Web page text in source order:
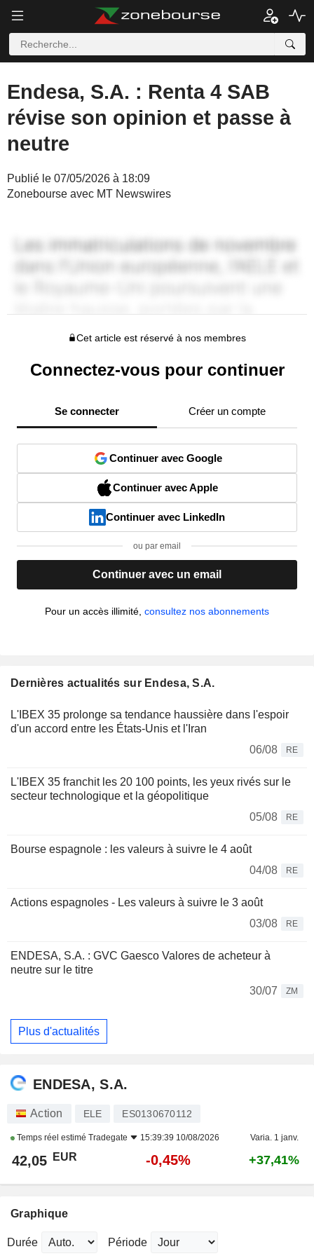
Endesa, S.A. : Renta 4 SAB
révise son opinion et passe à
neutre
Publié le 07/05/2026 à 18:09
Zonebourse avec MT Newswires
Cet article est réservé à nos membres
Connectez-vous pour continuer
Se connecter Créer un compte
Continuer avec Google
Continuer avec Apple
Continuer avec LinkedIn
ou par email
Continuer avec un email
Pour un accès illimité, consultez nos abonnements
Dernières actualités sur Endesa, S.A.
L'IBEX 35 prolonge sa tendance haussière dans l'espoir
d'un accord entre les États-Unis et l'Iran
06/08
RE
L'IBEX 35 franchit les 20 100 points, les yeux rivés sur le
secteur technologique et la géopolitique
05/08
RE
Bourse espagnole : les valeurs à suivre le 4 août
04/08
RE
Actions espagnoles - Les valeurs à suivre le 3 août
03/08
RE
ENDESA, S.A. : GVC Gaesco Valores de acheteur à
neutre sur le titre
30/07
ZM
Plus d'actualités
ENDESA, S.A.
Action ELE ES0130670112
Temps réel estimé Tradegate 15:39:39 10/08/2026 Varia. 1 janv.
42,05 EUR -0,45% +37,41%
Graphique
Durée Période